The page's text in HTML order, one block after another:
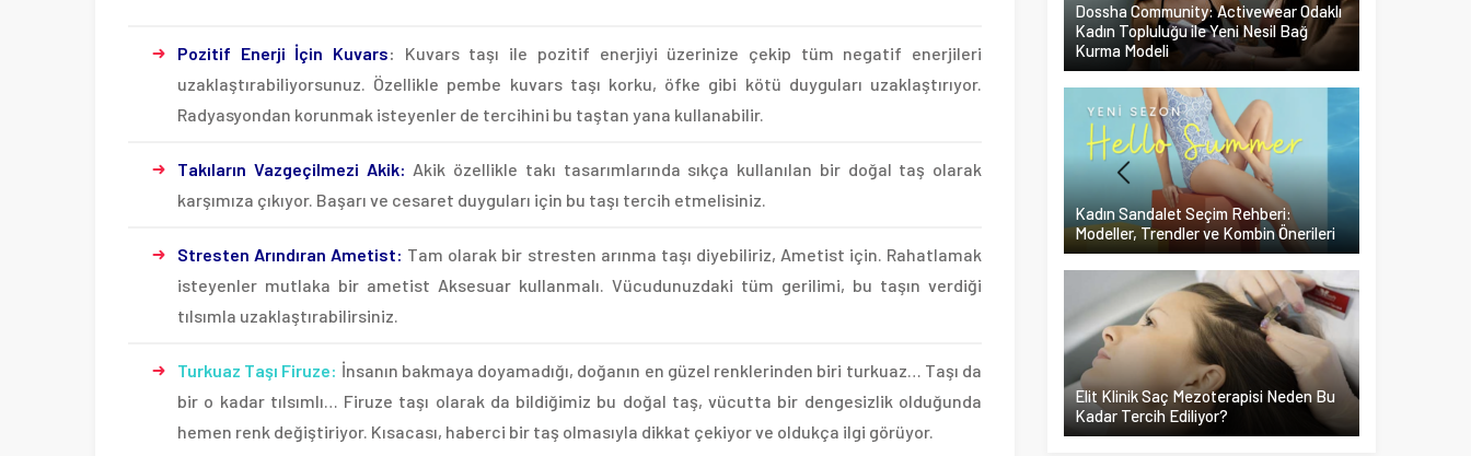
Pozitif Enerji İçin Kuvars:
Kuvars taşı ile pozitif enerjiyi üzerinize çekip tüm negatif enerjileri
uzaklaştırabiliyorsunuz. Özellikle pembe kuvars taşı korku, öfke gibi kötü duyguları uzaklaştırıyor.
Radyasyondan korunmak isteyenler de tercihini bu taştan yana kullanabilir.
Takıların Vazgeçilmezi Akik: Akik özellikle takı tasarımlarında sıkça kullanılan bir doğal taş olarak
karşımıza çıkıyor. Başarı ve cesaret duyguları için bu taşı tercih etmelisiniz.
Stresten Arındıran Ametist: Tam olarak bir stresten arınma taşı diyebiliriz, Ametist için. Rahatlamak
isteyenler mutlaka bir ametist Aksesuar kullanmalı. Vücudunuzdaki tüm gerilimi, bu taşın verdiği
tılsımla uzaklaştırabilirsiniz.
Turkuaz Taşı Firuze: İnsanın bakmaya doyamadığı, doğanın en güzel renklerinden biri turkuaz… Taşı da
bir o kadar tılsımlı… Firuze taşı olarak da bildiğimiz bu doğal taş, vücutta bir dengesizlik olduğunda
hemen renk değiştiriyor. Kısacası, haberci bir taş olmasıyla dikkat çekiyor ve oldukça ilgi görüyor.
Dossha Community: Activewear Odaklı
Kadın Topluluğu ile Yeni Nesil Bağ
Kurma Modeli
Kadın Sandalet Seçim Rehberi:
Modeller, Trendler ve Kombin Önerileri
Elit Klinik Saç Mezoterapisi Neden Bu
Kadar Tercih Ediliyor?